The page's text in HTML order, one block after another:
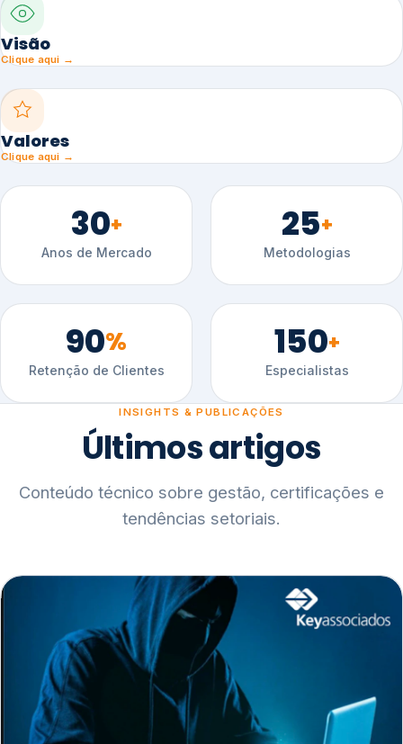
Visão
Clique aqui →
Valores
Clique aqui →
30+
Anos de Mercado
25+
Metodologias
90%
Retenção de Clientes
150+
Especialistas
INSIGHTS & PUBLICAÇÕES
Últimos artigos
Conteúdo técnico sobre gestão, certificações e
tendências setoriais.